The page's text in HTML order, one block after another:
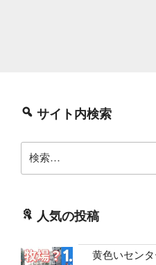
サイト内検索
索:
人気の投稿
黄色いセン